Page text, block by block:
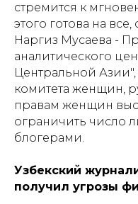
стремится к
этого готова на
Наргиз Мусаева -
аналитического
Центральной
комитета женщин,
правам женщин
ограничить число
блогерами.
Узбекский
получил угрозы